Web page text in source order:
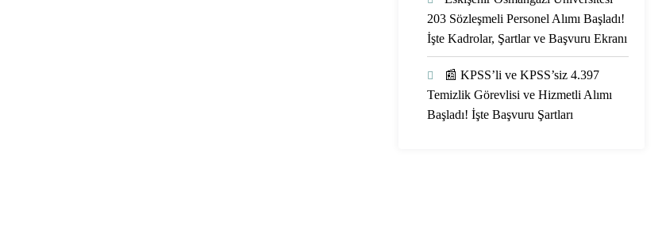
203 Sözleşmeli Personel Alımı Başladı!
İşte Kadrolar, Şartlar ve Başvuru Ekranı
📰 KPSS’li ve KPSS’siz 4.397
Temizlik Görevlisi ve Hizmetli Alımı
Başladı! İşte Başvuru Şartları